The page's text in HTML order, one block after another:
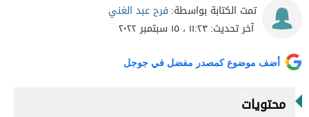
تمت الكتابة بواسطة: فرح عبد الغني
آخر تحديث:١١:٢٣ ، ١٥ سبتمبر ٢٠٢٢
أضف موضوع كمصدر مفضل في جوجل
محتويات